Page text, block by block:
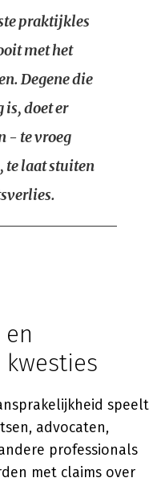
praktijkles
met het
Degene die
doet er
- te vroeg
te laat stuiten
speelt
advocaten,
professionals
met claims over